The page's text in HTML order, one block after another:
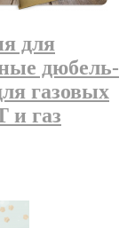
для
дюбель-
газовых
и газ